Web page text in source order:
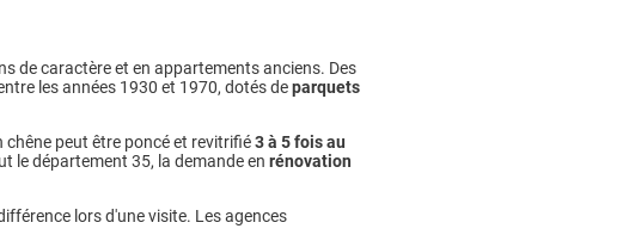
de caractère et en appartements anciens. Des
les années 1930 et 1970, dotés deparquets
peut être poncé et revitrifié3 à 5 fois au
le département 35, la demande en rénovation
lors d'une visite. Les agences